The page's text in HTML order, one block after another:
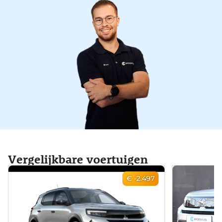
Vergelijkbare voertuigen
€ -2.497